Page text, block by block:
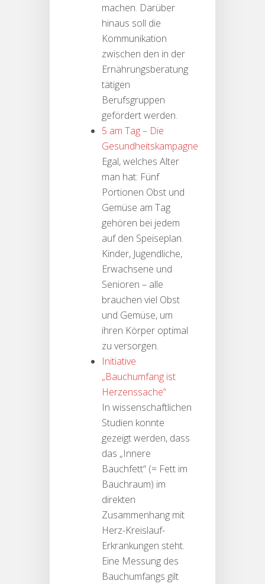
machen. Darüber
hinaus soll die
Kommunikation
zwischen den in der
Ernährungsberatung
tätigen
Berufsgruppen
gefördert werden.
5 am Tag – Die
Gesundheitskampagne
Egal, welches Alter
man hat: Fünf
Portionen Obst und
Gemüse am Tag
gehören bei jedem
auf den Speiseplan.
Kinder, Jugendliche,
Erwachsene und
Senioren – alle
brauchen viel Obst
und Gemüse, um
ihren Körper optimal
zu versorgen.
Initiative
„Bauchumfang ist
Herzenssache“
In wissenschaftlichen
Studien konnte
gezeigt werden, dass
das „Innere
Bauchfett“ (= Fett im
Bauchraum) im
direkten
Zusammenhang mit
Herz-Kreislauf-
Erkrankungen steht.
Eine Messung des
Bauchumfangs gilt